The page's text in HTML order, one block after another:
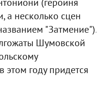
а несколько сцен
"Затмение").
Шумовской
этом году придется